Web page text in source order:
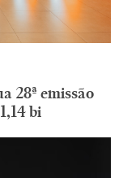
28ª emissão
bi